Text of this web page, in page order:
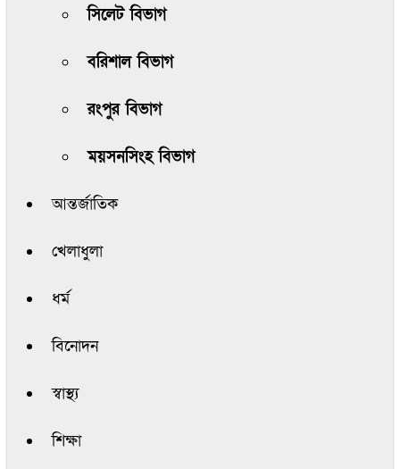
সিলেট বিভাগ
বরিশাল বিভাগ
রংপুর বিভাগ
ময়সনসিংহ বিভাগ
আন্তর্জাতিক
খেলাধুলা
ধর্ম
বিনোদন
স্বাস্থ্য
শিক্ষা